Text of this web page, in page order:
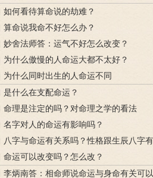
如何看待算命说的劫难？
算命说我命不好怎么办？
妙舍法师答：运气不好怎么改变？
为什么傲慢的人命运大都不太好？
为什么同时出生的人命运不同
是什么在支配命运？
命理是注定的吗？对命理之学的看法
名字对人的命运有影响吗？
八字与命运有关系吗？性格跟生辰八字
命运可以改变吗？怎么改？